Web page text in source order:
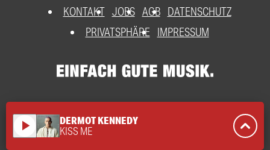
KONTAKT JOBS AGB DATENSCHUTZ
PRIVATSPHÄRE
IMPRESSUM
play_arrow DERMOT KENNEDY
KISS ME